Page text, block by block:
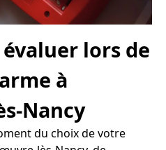
lors de
à
Nancy
du choix de votre